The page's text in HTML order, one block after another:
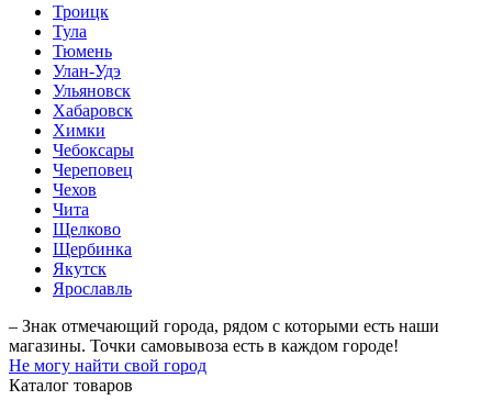
Троицк
Тула
Тюмень
Улан-Удэ
Ульяновск
Хабаровск
Химки
Чебоксары
Череповец
Чехов
Чита
Щелково
Щербинка
Якутск
Ярославль
– Знак отмечающий города, рядом с которыми есть наши
магазины. Точки самовывоза есть в каждом городе!
Не могу найти свой город
Каталог товаров